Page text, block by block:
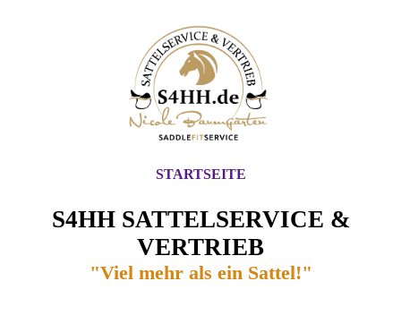
S4HH SATTELSERVICE &
VERTRIEB
"Viel mehr als ein Sattel!"
STARTSEITE